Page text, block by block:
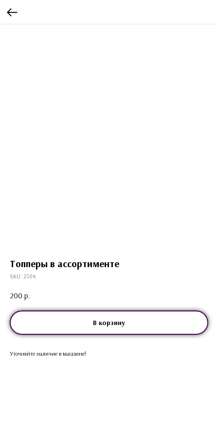
Топперы в ассортименте
SKU: 2504
200 р.
В корзину
Уточняйте наличие в магазине!